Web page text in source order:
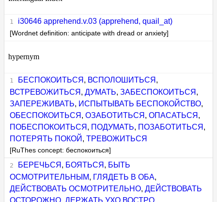
i30646 apprehend.v.03 (apprehend, quail_at)
[Wordnet definition: anticipate with dread or anxiety]
hypernym
БЕСПОКОИТЬСЯ , ВСПОЛОШИТЬСЯ ,
ВСТРЕВОЖИТЬСЯ ,ДУМАТЬ,ЗАБЕСПОКОИТЬСЯ ,
ЗАПЕРЕЖИВАТЬ, ИСПЫТЫВАТЬ БЕСПОКОЙСТВО,
ОБЕСПОКОИТЬСЯ ,ОЗАБОТИТЬСЯ ,ОПАСАТЬСЯ ,
ПОБЕСПОКОИТЬСЯ , ПОДУМАТЬ, ПОЗАБОТИТЬСЯ ,
ПОТЕРЯТЬ ПОКОЙ ,ТРЕВОЖИТЬСЯ
[RuThes concept: беспокоиться]
БЕРЕЧЬСЯ , БОЯТЬСЯ , БЫТЬ
ОСМОТРИТЕЛЬНЫМ, ГЛЯДЕТЬ В ОБА,
ДЕЙСТВОВАТЬ ОСМОТРИТЕЛЬНО,ДЕЙСТВОВАТЬ
ОСТОРОЖНО ДЕРЖАТЬ УХО ВОСТРО